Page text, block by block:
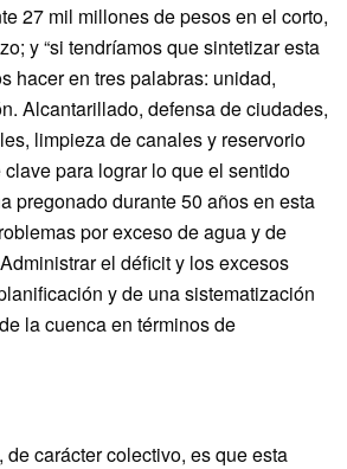
27 mil millones de pesos en el corto,
y “si tendríamos que sintetizar esta
hacer en tres palabras: unidad,
Alcantarillado, defensa de ciudades,
limpieza de canales y reservorio
para lograr lo que el sentido
pregonado durante 50 años en esta
por exceso de agua y de
el déficit y los excesos
y de una sistematización
la cuenca en términos de
de carácter colectivo, es que esta